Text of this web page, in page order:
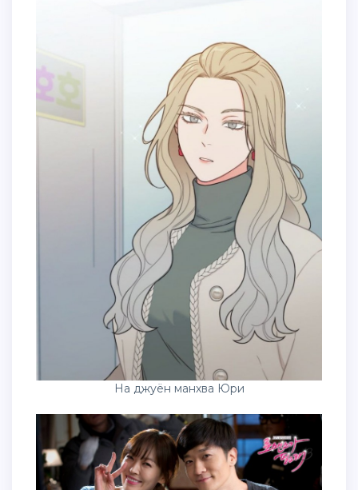
На джуён манхва Юри